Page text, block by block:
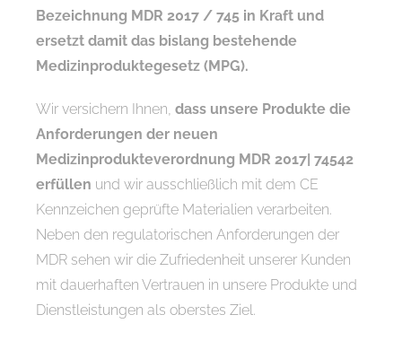
Bezeichnung MDR 2017 / 745 in Kraft und
ersetzt damit das bislang bestehende
Medizinproduktegesetz (MPG).
Wir versichern Ihnen, dass unsere Produkte die
Anforderungen der neuen
Medizinprodukteverordnung MDR 2017| 74542
erfüllen und wir ausschließlich mit dem CE
Kennzeichen geprüfte Materialien verarbeiten.
Neben den regulatorischen Anforderungen der
MDR sehen wir die Zufriedenheit unserer Kunden
mit dauerhaften Vertrauen in unsere Produkte und
Dienstleistungen als oberstes Ziel.